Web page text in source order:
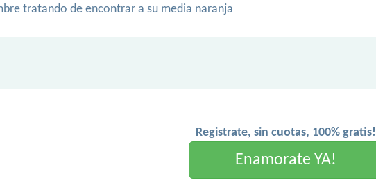
tratando de encontrar a su media naranja
Registrate, sin cuotas, 100% gratis!
Enamorate YA!